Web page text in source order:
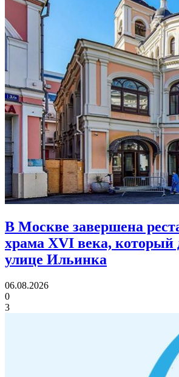
В Москве завершена
храма XVI века, который
улице Ильинка
06.08.2026
0
3